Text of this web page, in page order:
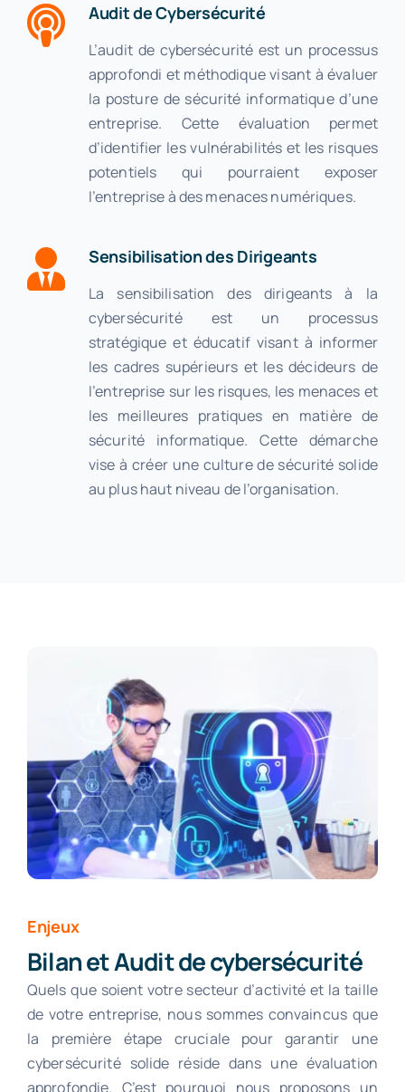
Audit de Cybersécurité
L’audit de cybersécurité est un processus
approfondi et méthodique visant à évaluer
la posture de sécurité informatique d’une
entreprise. Cette évaluation permet
d’identifier les vulnérabilités et les risques
potentiels qui pourraient exposer
l’entreprise à des menaces numériques.
Sensibilisation des Dirigeants
La sensibilisation des dirigeants à la
cybersécurité est un processus
stratégique et éducatif visant à informer
les cadres supérieurs et les décideurs de
l’entreprise sur les risques, les menaces et
les meilleures pratiques en matière de
sécurité informatique. Cette démarche
vise à créer une culture de sécurité solide
au plus haut niveau de l’organisation.
Enjeux
Bilan et Audit de cybersécurité
Quels que soient votre secteur d’activité et la taille
de votre entreprise, nous sommes convaincus que
la première étape cruciale pour garantir une
cybersécurité solide réside dans une évaluation
approfondie. C’est pourquoi nous proposons un